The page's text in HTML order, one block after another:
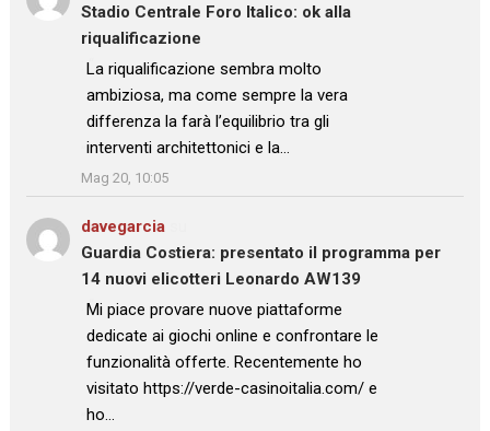
Stadio Centrale Foro Italico: ok alla
riqualificazione
: “La riqualificazione sembra molto
ambiziosa, ma come sempre la vera
differenza la farà l’equilibrio tra gli
interventi architettonici e la…
”
Mag 20, 10:05
davegarcia
Guardia Costiera: presentato il programma per
14 nuovi elicotteri Leonardo AW139
: “
Mi piace provare nuove piattaforme
dedicate ai giochi online e confrontare le
funzionalità offerte. Recentemente ho
visitato https://verde-casinoitalia.com/ e
ho…
”